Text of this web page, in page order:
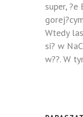
super, ?e
Wtedy
si? w
w??. W